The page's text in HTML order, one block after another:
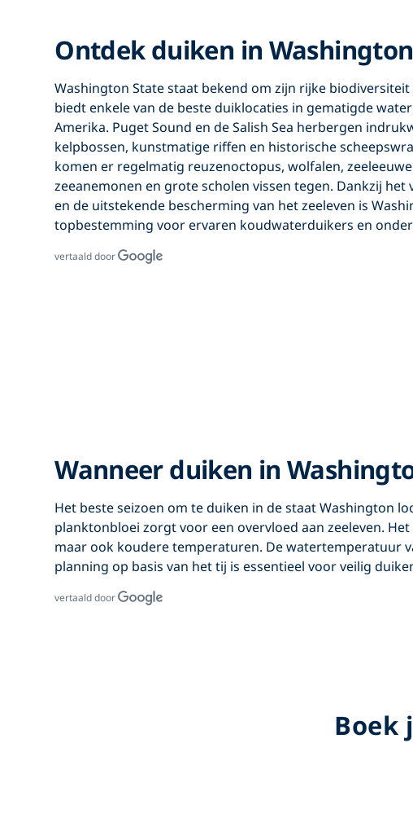
Ontdek duiken in
Washington Statestaat bekend om zijn rijke
biedt enkele van de beste duiklocaties in gematigde
Amerika. Puget Sound en de Salish Sea herbergen
kelpbossen, kunstmatige riffen en historische
komen er regelmatig reuzenoctopus, wolfalen,
zeeanemonen en grote scholen vissen tegen. Dankzij het
en de uitstekende bescherming van het zeeleven is
topbestemming voor ervaren koudwaterduikers en
vertaald door
Wanneer duiken in
Het beste seizoen omte duiken in de staat Washington
planktonbloei zorgt voor een overvloed aan zeeleven.
maar ook koudere temperaturen. De watertemperatuur
planning op basis van het tij is essentieel voor veilig
vertaald door
Boek